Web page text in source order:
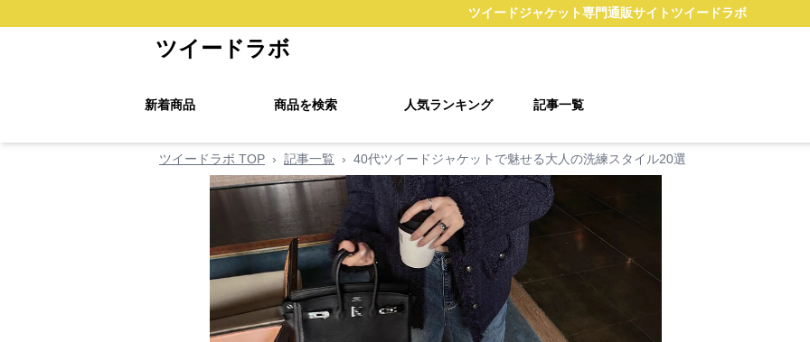
ツイードジャケット専門通販サイト ツイードラボ
ツイードラボ
新着商品 商品を検索 人気ランキング 記事一覧
ツイードラボ TOP › 記事一覧 › 40代ツイードジャケットで魅せる大人の洗練スタイル20選